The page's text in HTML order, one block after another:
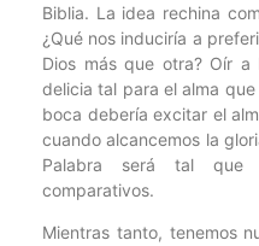
Biblia. La idea rechina
¿Qué nos induciría a
Dios más que otra? Oír
delicia tal para el alma
boca debería excitar el
cuando alcancemos la
Palabra será tal que
comparativos.
Mientras tanto, tenemos